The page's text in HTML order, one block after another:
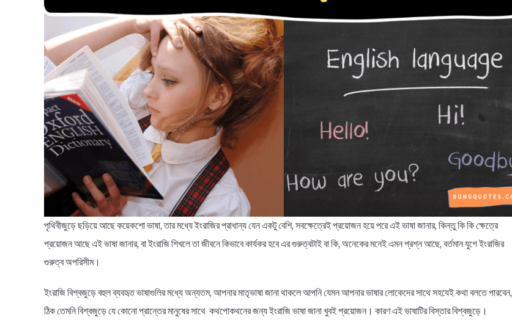
পৃথিবীজুড়ে ছড়িয়ে আছে কয়েকশো ভাষা, তার মধ্যে ইংরাজির প্রাধান্য যেন একটু বেশি, সবক্ষেত্রেই প্রয়োজন হয়ে পরে এই ভাষা জানার, কিন্তু কি কি ক্ষেত্রে
প্রয়োজন আছে এই ভাষা জানার, বা ইংরাজি শিখলে তা জীবনে কিভাবে কার্যকর হবে এর গুরুত্বটাই বা কি, অনেকের মনেই এমন প্রশ্ন আছে, বর্তমান যুগে ইংরাজির
গুরুত্ব অপরিসীম।
ইংরাজি বিশ্বজুড়ে বহুল ব্যবহৃত ভাষাগুলির মধ্যে অন্যতম, আপনার মাতৃভাষা জানা থাকলে আপনি যেমন আপনার ভাষার লোকেদের সাথে সহযেই কথা বলতে পারবেন,
ঠিক তেমনি বিশ্বজুড়ে যে কোনো প্রান্তের মানুষের সাথে কথপোকথনের জন্য ইংরাজি ভাষা জানা খুবই প্রয়োজন। কারণ এই ভাষাটির বিস্তার বিশ্বজুড়ে।